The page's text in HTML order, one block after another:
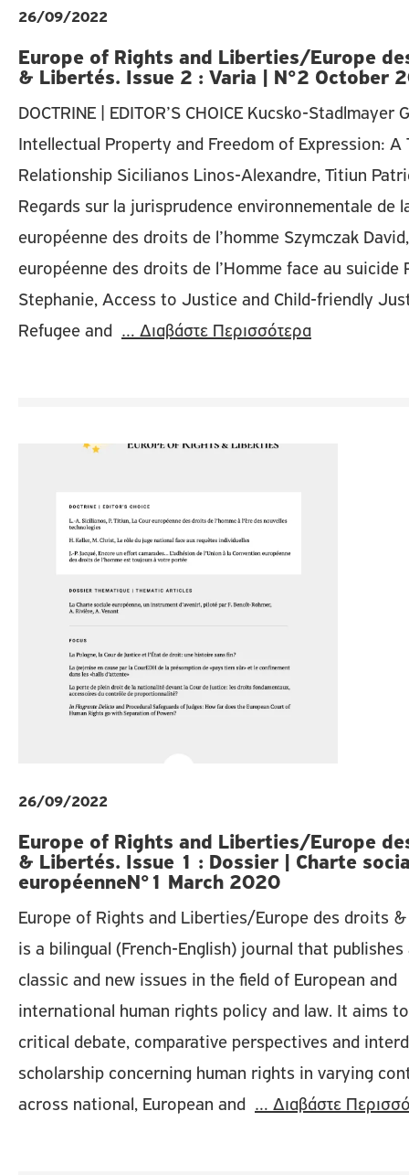
26/09/2022
Europe of Rights and Liberties/Europe
& Libertés. Issue 2 : Varia | N°2 October
DOCTRINE | EDITOR’S CHOICE Kucsko-Stadlmayer
Intellectual Property and Freedom of Expression: A
Relationship Sicilianos Linos-Alexandre, Titiun
Regards sur la jurisprudence environnementale de
européenne des droits de l’homme Szymczak
européenne des droits de l’Homme face au suicide
Stephanie, Access to Justice and Child-friendly
Refugee and … Διαβάστε Περισσότερα
26/09/2022
Europe of Rights and Liberties/Europe
& Libertés. Issue 1 : Dossier | Charte
européenneN°1 March 2020
Europe of Rights and Liberties/Europe des droits
is a bilingual (French-English) journal that
classic and new issues in the field of European and
international human rights policy and law. It aims
critical debate, comparative perspectives and
scholarship concerning human rights in varying
across national, European and … Διαβάστε